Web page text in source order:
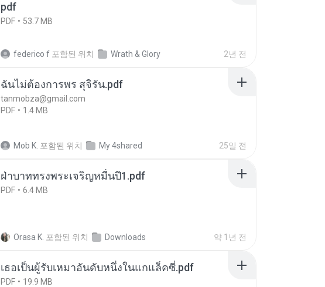
pdf
PDF 53.7 MB
federico f 포함된 위치 Wrath & Glory 2년 전
ฉันไม่ต้องการพร สุจิรัน.pdf
tanmobza@gmail.com
PDF
1.4 MB
Mob K. 포함된 위치 My 4shared 25일 전
ฝ่าบาททรงพระเจริญหมื่นปี1.pdf
PDF 6.4 MB
Orasa K. 포함된 위치 Downloads 약 1년 전
เธอเป็นผู้รับเหมาอันดับหนึ่งในแกแล็คซี่.pdf
PDF 19.9 MB